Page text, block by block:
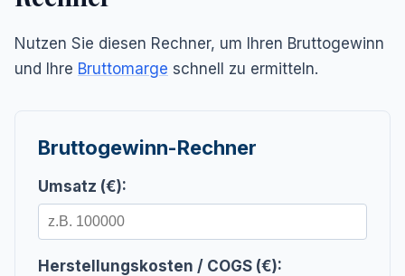
Nutzen Sie diesen Rechner, um Ihren Bruttogewinn
und Ihre Bruttomarge schnell zu ermitteln.
Bruttogewinn-Rechner
Umsatz (€):
Herstellungskosten / COGS (€):